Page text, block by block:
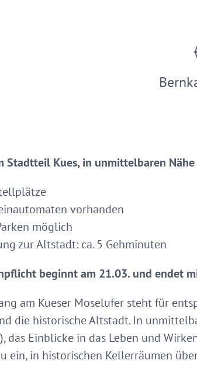
Stadtteil Kues, in unmittelbaren
vorhanden
möglich
zur Altstadt: ca. 5 Gehminuten
beginnt am 21.03. und endet
am Kueser Moselufer steht für
die historische Altstadt. In
das Einblicke in das Leben und
ein, in historischen Kellerräumen